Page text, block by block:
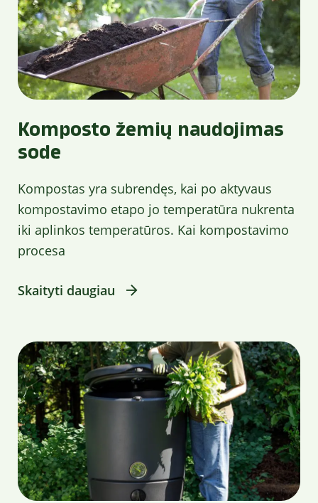
Komposto žemių naudojimas
sode
Kompostas yra subrendęs, kai po aktyvaus
kompostavimo etapo jo temperatūra nukrenta
iki aplinkos temperatūros. Kai kompostavimo
procesa
Skaityti daugiau